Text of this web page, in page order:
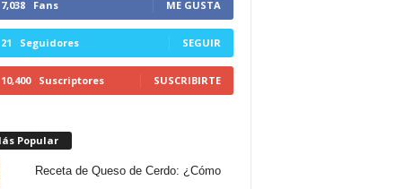
7,038 Fans ME GUSTA
21 Seguidores SEGUIR
10,400 Suscriptores SUSCRIBIRTE
Popular
Receta de Queso de Cerdo: ¿Cómo